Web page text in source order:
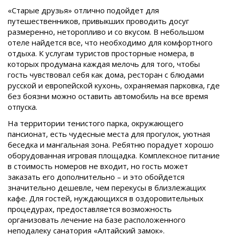
«Старые друзья» отлично подойдет для
путешественников, привыкших проводить досуг
размеренно, неторопливо и со вкусом. В небольшом
отеле найдется все, что необходимо для комфортного
отдыха. К услугам туристов просторные номера, в
которых продумана каждая мелочь для того, чтобы
гость чувствовал себя как дома, ресторан с блюдами
русской и европейской кухонь, охраняемая парковка, где
без боязни можно оставить автомобиль на все время
отпуска.
На территории тенистого парка, окружающего
пансионат, есть чудесные места для прогулок, уютная
беседка и мангальная зона. Ребятню порадует хорошо
оборудованная игровая площадка. Комплексное питание
в стоимость номеров не входит, но гость может
заказать его дополнительно – и это обойдется
значительно дешевле, чем перекусы в близлежащих
кафе. Для гостей, нуждающихся в оздоровительных
процедурах, предоставляется возможность
организовать лечение на базе расположенного
неподалеку санатория «Алтайский замок».